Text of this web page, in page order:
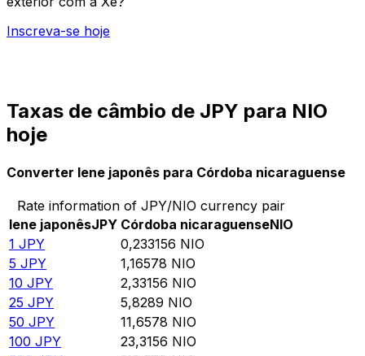
Inscreva-se hoje
Taxas de câmbio de JPY para NIO
hoje
Converter Iene japonês para Córdoba nicaraguense
Rate information of JPY/NIO currency pair
Iene japonêsJPY Córdoba nicaraguenseNIO
1 JPY 0,233156 NIO
5 JPY 1,16578 NIO
10 JPY 2,33156 NIO
25 JPY 5,8289 NIO
50 JPY 11,6578 NIO
100 JPY 23,3156 NIO